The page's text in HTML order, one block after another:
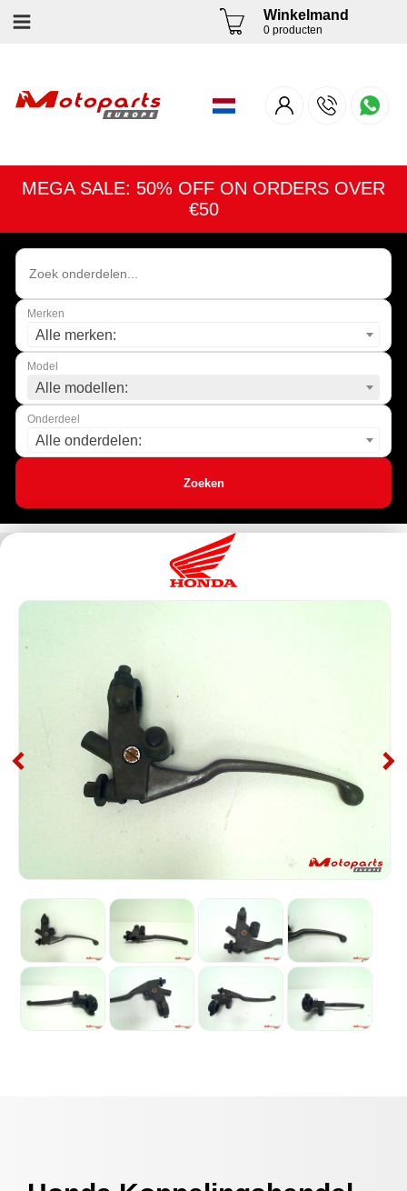
Winkelmand
0 producten
MEGA SALE: 50% OFF ON ORDERS OVER
€50
Merken
Alle merken:
Model
Alle modellen:
Onderdeel
Alle onderdelen:
Zoeken